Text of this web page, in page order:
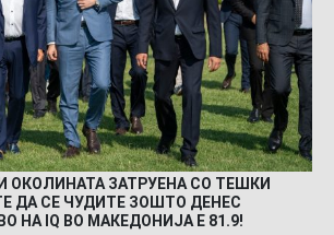
ОКОЛИНАТА ЗАТРУЕНА СО ТЕШКИ
ДА СЕ ЧУДИТЕ ЗОШТО ДЕНЕС
НА IQ ВО МАКЕДОНИЈА Е 81.9!